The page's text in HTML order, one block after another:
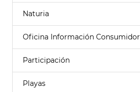
Naturia
Oficina Información Consumidor
Participación
Playas